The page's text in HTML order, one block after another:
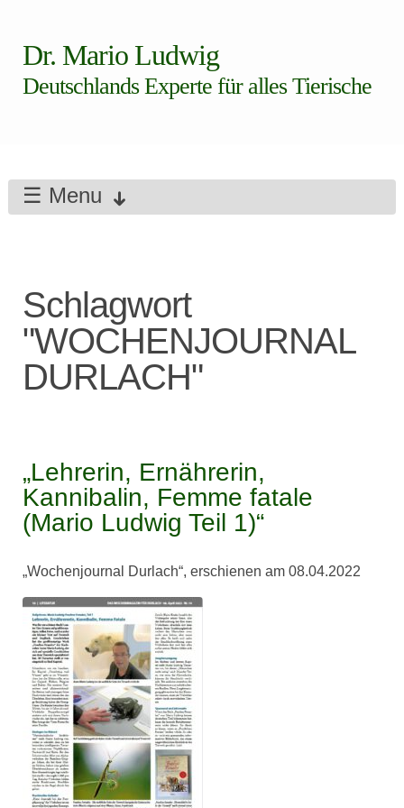
Dr. Mario Ludwig
Deutschlands Experte für alles Tierische
☰ Menu
Schlagwort
"WOCHENJOURNAL
DURLACH"
„Lehrerin, Ernährerin,
Kannibalin, Femme fatale
(Mario Ludwig Teil 1)“
„Wochenjournal Durlach“, erschienen am 08.04.2022